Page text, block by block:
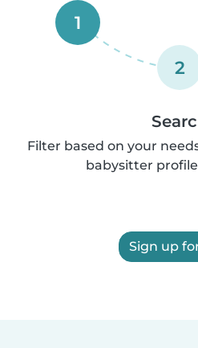
1
2
Filter based on your
babysitter
Sign up